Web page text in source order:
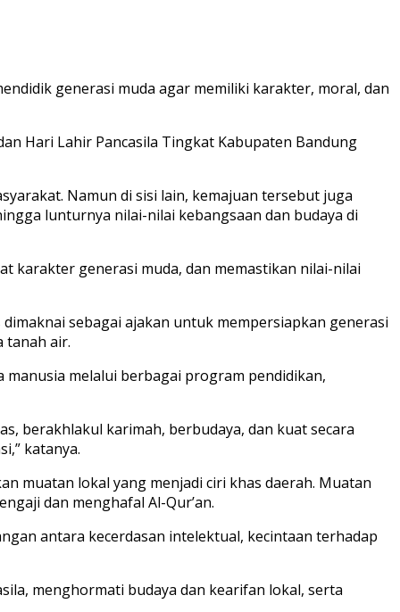
generasi muda agar memiliki karakter, moral, dan
Hari Lahir Pancasila Tingkat Kabupaten Bandung
Namun di sisi lain, kemajuan tersebut juga
lunturnya nilai-nilai kebangsaan dan budaya di
karakter generasi muda, dan memastikan nilai-nilai
sebagai ajakan untuk mempersiapkan generasi
tanah air.
melalui berbagai program pendidikan,
berakhlakul karimah, berbudaya, dan kuat secara
katanya.
muatan lokal yang menjadi ciri khas daerah. Muatan
dan menghafal Al-Qur’an.
antara kecerdasan intelektual, kecintaan terhadap
menghormati budaya dan kearifan lokal, serta